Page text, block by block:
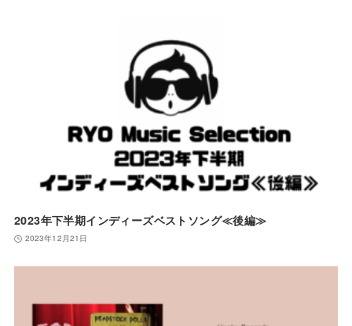
2023年下半期インディーズベストソング≪後編≫
2023年12月21日